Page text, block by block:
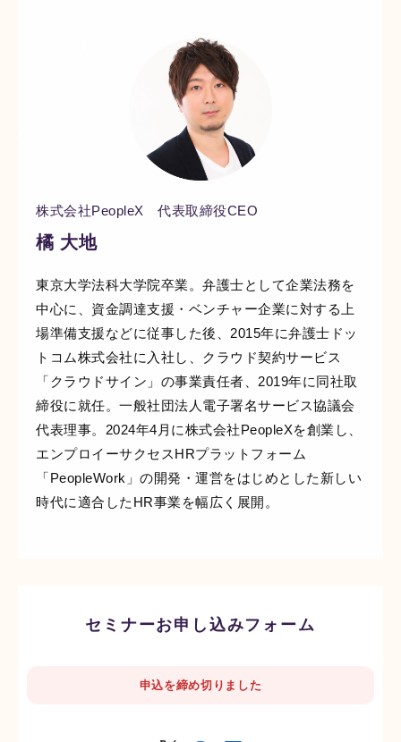
株式会社PeopleX 代表取締役CEO
橘 大地
東京大学法科大学院卒業。弁護士として企業法務を
中心に、資金調達支援・ベンチャー企業に対する上
場準備支援などに従事した後、2015年に弁護士ドッ
トコム株式会社に入社し、クラウド契約サービス
「クラウドサイン」の事業責任者、2019年に同社取
締役に就任。一般社団法人電子署名サービス協議会
代表理事。2024年4月に株式会社PeopleXを創業し、
エンプロイーサクセスHRプラットフォーム
「PeopleWork」の開発・運営をはじめとした新しい
時代に適合したHR事業を幅広く展開。
セミナーお申し込みフォーム
申込を締め切りました